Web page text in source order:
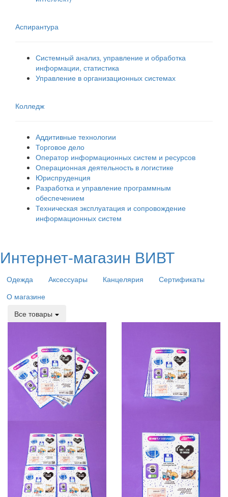
Аспирантура
Системный анализ, управление и обработка
информации, статистика
Управление в организационных системах
Колледж
Аддитивные технологии
Торговое дело
Оператор информационных систем и ресурсов
Операционная деятельность в логистике
Юриспруденция
Разработка и управление программным
обеспечением
Техническая эксплуатация и сопровождение
информационных систем
Интернет-магазин ВИВТ
Одежда Аксессуары Канцелярия
Сертификаты
О магазине
Все товары